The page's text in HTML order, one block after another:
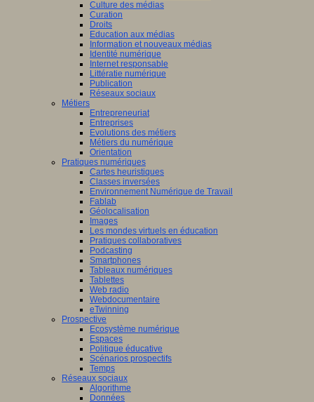
Culture des médias
Curation
Droits
Education aux médias
Information et nouveaux médias
Identité numérique
Internet responsable
Littératie numérique
Publication
Réseaux sociaux
Métiers
Entrepreneuriat
Entreprises
Evolutions des métiers
Métiers du numérique
Orientation
Pratiques numériques
Cartes heuristiques
Classes inversées
Environnement Numérique de Travail
Fablab
Géolocalisation
Images
Les mondes virtuels en éducation
Pratiques collaboratives
Podcasting
Smartphones
Tableaux numériques
Tablettes
Web radio
Webdocumentaire
eTwinning
Prospective
Ecosystème numérique
Espaces
Politique éducative
Scénarios prospectifs
Temps
Réseaux sociaux
Algorithme
Données